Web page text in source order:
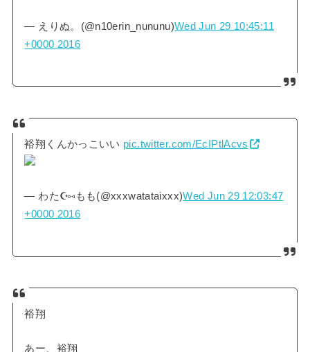
— えりぬ。(@n10erin_nununu)Wed Jun 29 10:45:11
+0000 2016
裕翔くんかっこいい pic.twitter.com/EcIPtlAcvs
— わた☪︎⑅もも(@xxxwatataixxx)Wed Jun 29 12:03:47
+0000 2016
裕翔
あー、裕翔